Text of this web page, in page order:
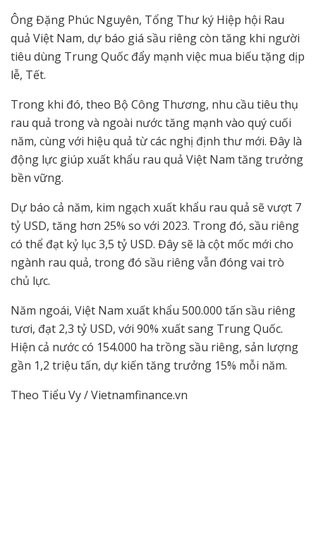
Ông Đặng Phúc Nguyên, Tổng Thư ký Hiệp hội Rau
quả Việt Nam, dự báo giá sầu riêng còn tăng khi người
tiêu dùng Trung Quốc đẩy mạnh việc mua biếu tặng dịp
lễ, Tết.
Trong khi đó, theo Bộ Công Thương, nhu cầu tiêu thụ
rau quả trong và ngoài nước tăng mạnh vào quý cuối
năm, cùng với hiệu quả từ các nghị định thư mới. Đây là
động lực giúp xuất khẩu rau quả Việt Nam tăng trưởng
bền vững.
Dự báo cả năm, kim ngạch xuất khẩu rau quả sẽ vượt 7
tỷ USD, tăng hơn 25% so với 2023. Trong đó, sầu riêng
có thể đạt kỷ lục 3,5 tỷ USD. Đây sẽ là cột mốc mới cho
ngành rau quả, trong đó sầu riêng vẫn đóng vai trò
chủ lực.
Năm ngoái, Việt Nam xuất khẩu 500.000 tấn sầu riêng
tươi, đạt 2,3 tỷ USD, với 90% xuất sang Trung Quốc.
Hiện cả nước có 154.000 ha trồng sầu riêng, sản lượng
gần 1,2 triệu tấn, dự kiến tăng trưởng 15% mỗi năm.
Theo Tiểu Vy / Vietnamfinance.vn